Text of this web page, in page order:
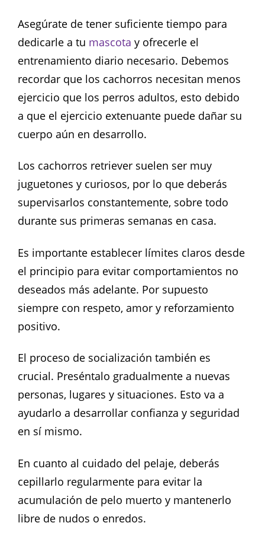
Asegúrate de tener suficiente tiempo para
dedicarle a tu mascota y ofrecerle el
entrenamiento diario necesario. Debemos
recordar que los cachorros necesitan menos
ejercicio que los perros adultos, esto debido
a que el ejercicio extenuante puede dañar su
cuerpo aún en desarrollo.
Los cachorros retriever suelen ser muy
juguetones y curiosos, por lo que deberás
supervisarlos constantemente, sobre todo
durante sus primeras semanas en casa.
Es importante establecer límites claros desde
el principio para evitar comportamientos no
deseados más adelante. Por supuesto
siempre con respeto, amor y reforzamiento
positivo.
El proceso de socialización también es
crucial. Preséntalo gradualmente a nuevas
personas, lugares y situaciones. Esto va a
ayudarlo a desarrollar confianza y seguridad
en sí mismo.
En cuanto al cuidado del pelaje, deberás
cepillarlo regularmente para evitar la
acumulación de pelo muerto y mantenerlo
libre de nudos o enredos.